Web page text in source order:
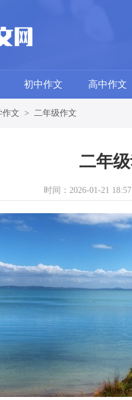
初中作文 高中作文
作文 > 二年级作文
二年
时间：2026-01-21